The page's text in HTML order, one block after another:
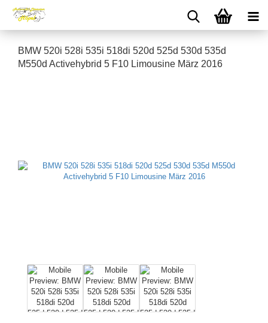
BMW 520i 528i 535i 518di 520d 525d 530d 535d
M550d Activehybrid 5 F10 Limousine März 2016